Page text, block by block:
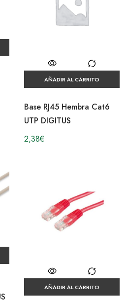
AÑADIR AL CARRITO
Base RJ45 Hembra Cat6
UTP DIGITUS
2,38€
AÑADIR AL CARRITO